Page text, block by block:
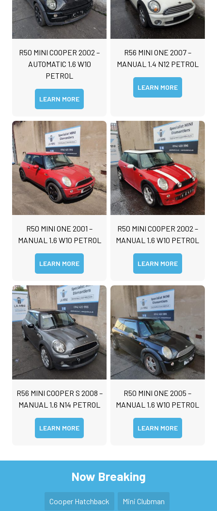
R50 MINI COOPER 2002 –
AUTOMATIC 1.6 W10
PETROL
LEARN MORE
R56 MINI ONE 2007 –
MANUAL 1.4 N12 PETROL
LEARN MORE
R50 MINI ONE 2001 –
MANUAL 1.6 W10 PETROL
LEARN MORE
R50 MINI COOPER 2002 –
MANUAL 1.6 W10 PETROL
LEARN MORE
R56 MINI COOPER S 2008 –
MANUAL 1.6 N14 PETROL
LEARN MORE
R50 MINI ONE 2005 –
MANUAL 1.6 W10 PETROL
LEARN MORE
Now Breaking
Cooper Hatchback Mini Clubman
g
e